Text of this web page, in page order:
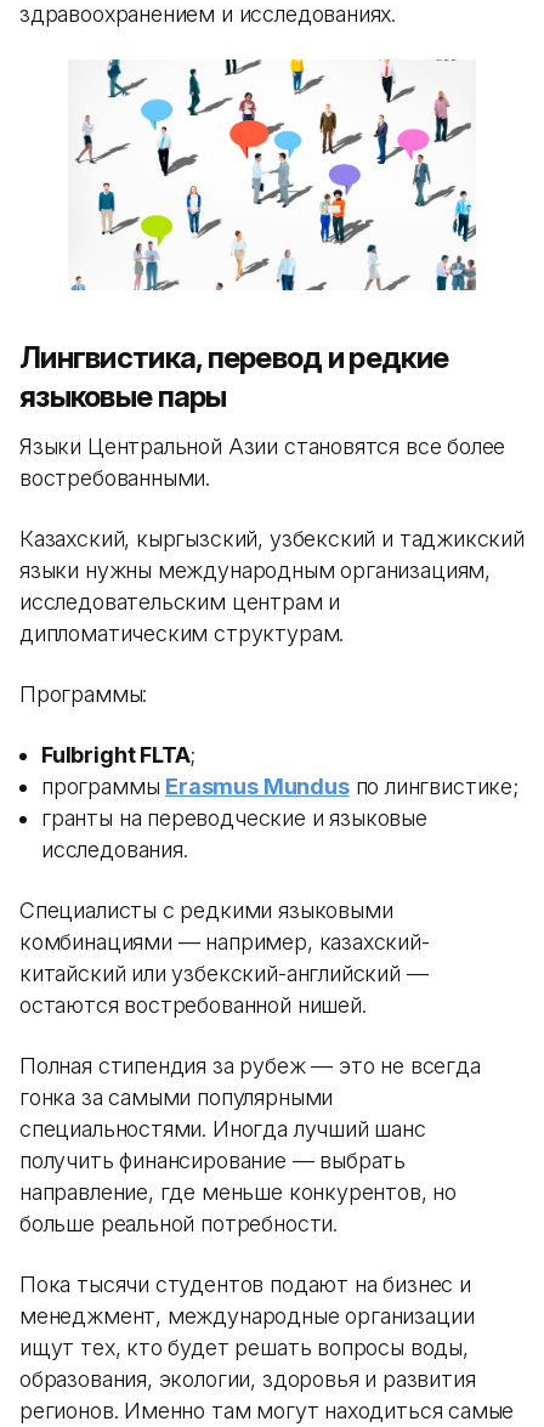
здравоохранением и исследованиях.
Лингвистика, перевод и редкие
языковые пары
Языки Центральной Азии становятся все более
востребованными.
Казахский, кыргызский, узбекский и таджикский
языки нужны международным организациям,
исследовательским центрам и
дипломатическим структурам.
Программы:
Fulbright FLTA;
программы Erasmus Mundusпо лингвистике;
гранты на переводческие и языковые
исследования.
Специалисты с редкими языковыми
комбинациями — например, казахский-
китайский или узбекский-английский —
остаются востребованной нишей.
Полная стипендия за рубеж — это не всегда
гонка за самыми популярными
специальностями. Иногда лучший шанс
получить финансирование — выбрать
направление, где меньше конкурентов, но
больше реальной потребности.
Пока тысячи студентов подают на бизнес и
менеджмент, международные организации
ищут тех, кто будет решать вопросы воды,
образования, экологии, здоровья и развития
регионов. Именно там могут находиться самые